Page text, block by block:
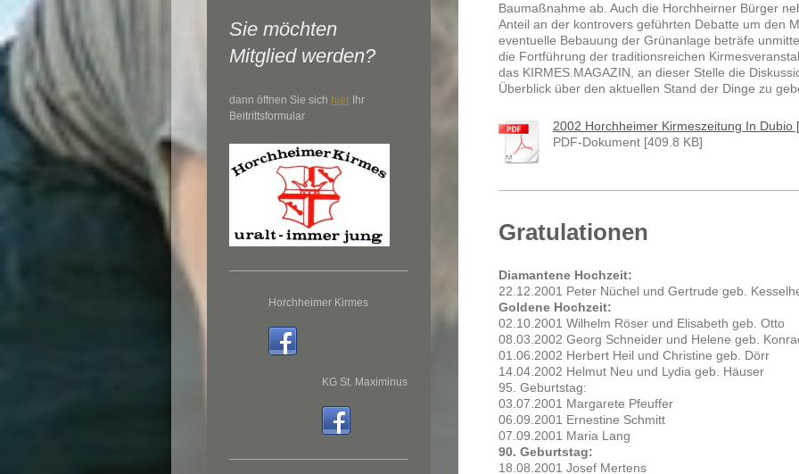
Sie möchten
Mitglied werden?
dann öffnen Sie sich hier Ihr
Beitrittsformular
Horchheimer Kirmes
KG St. Maximinus
Baumaßnahme ab. Auch die Horchheirner Bürger
Anteil an der kontrovers geführten Debatte um den
eventuelle Bebauung der Grünanlage beträfe
die Fortführung der traditionsreichen
das KIRMES.MAGAZIN, an dieser Stelle die
Überblick über den aktuellen Stand der Dinge zu
2002 Horchheimer Kirmeszeitung In Dubio
PDF-Dokument [409.8 KB]
Gratulationen
Diamantene Hochzeit:
22.12.2001 Peter Nüchel und Gertrude geb.
Goldene Hochzeit:
02.10.2001 Wilhelm Röser und Elisabeth geb. Otto
08.03.2002 Georg Schneider und Helene geb.
01.06.2002 Herbert Heil und Christine geb. Dörr
14.04.2002 Helmut Neu und Lydia geb. Häuser
95. Geburtstag:
03.07.2001 Margarete Pfeuffer
06.09.2001 Ernestine Schmitt
07.09.2001 Maria Lang
90. Geburtstag:
18.08.2001 Josef Mertens